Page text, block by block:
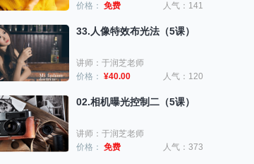
价格： 免费 人气：141
33.人像特效布光法（5课）
讲师：于润芝老师
价格： ¥40.00 人气：120
02.相机曝光控制二（5课）
讲师：于润芝老师
价格： 免费 人气：373